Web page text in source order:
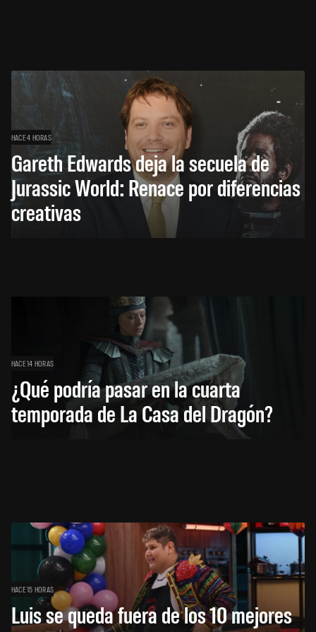
HACE 4 HORAS
Gareth Edwards deja la secuela de
Jurassic World: Renace por diferencias
creativas
HACE 14 HORAS
¿Qué podría pasar en la cuarta
temporada de La Casa del Dragón?
HACE 15 HORAS
Luis se queda fuera de los 10 mejores